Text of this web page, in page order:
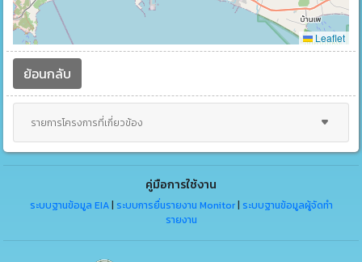
Leaflet
ย้อนกลับ
รายการโครงการที่เกี่ยวข้อง
คู่มือการใช้งาน
ระบบฐานข้อมูล EIA| ระบบการยื่นรายงาน Monitor| ระบบฐานข้อมูลผู้จัดทำ
รายงาน